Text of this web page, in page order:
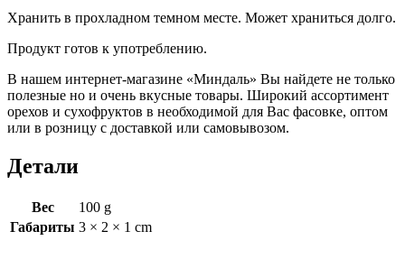
Хранить в прохладном темном месте. Может храниться долго.
Продукт готов к употреблению.
В нашем интернет-магазине «Миндаль» Вы найдете не только
полезные но и очень вкусные товары. Широкий ассортимент
орехов и сухофруктов в необходимой для Вас фасовке, оптом
или в розницу с доставкой или самовывозом.
Детали
Вес
100 g
Габариты 3 × 2 × 1 cm